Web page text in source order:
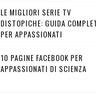
LE MIGLIORI SERIE TV
DISTOPICHE: GUIDA
PER APPASSIONATI
10 PAGINE FACEBOOK PER
APPASSIONATI DI SCIENZA